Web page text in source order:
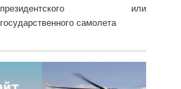
президентского или
государственного самолета